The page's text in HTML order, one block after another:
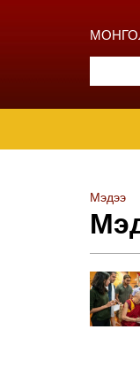
Мэдээ